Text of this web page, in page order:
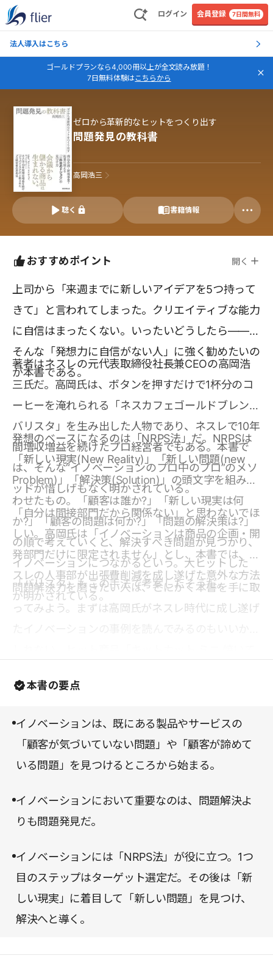
ログイン 会員登録 7日間無料
法人導入はこちら
ゴールドプランなら4,000冊以上が全文読み放題！
7日無料体験はこちらから
ゼロから革新的なヒットをつくり出す
問題発見の教科書
高岡浩三
聴く 書籍情報
おすすめポイント 開く
上司から「来週までに新しいアイデアを5つ持って
きて」と言われてしまった。クリエイティブな能力
に自信はまったくない。いったいどうしたら――。
そんな「発想力に自信がない人」に強く勧めたいの
が本書である。
著者はネスレの元代表取締役社長兼CEOの高岡浩
三氏だ。高岡氏は、ボタンを押すだけで1杯分のコ
ーヒーを淹れられる「ネスカフェゴールドブレンド
バリスタ」を生み出した人物であり、ネスレで10年
間増収増益を続けたプロ経営者でもある。本書で
は、そんな“イノベーションのプロ中のプロ”のメソ
ッドが惜しげもなく明かされている。
発想のベースになるのは「NRPS法」だ。NRPSは
「新しい現実(New Reality)」「新しい問題(new
Problem)」「解決策(Solution)」の頭文字を組み合
わせたもの。「顧客は誰か?」「新しい現実は何
か?」「顧客の問題は何か?」「問題の解決策は?」
の順で考えていくと、解決すべき問題が見つかり、
イノベーションにつながるという。大ヒットした
「バリスタ」もこの手法で考案したそうだ。
「自分は間接部門だから関係ない」と思わないでほ
しい。高岡氏は「イノベーションは商品の企画・開
発部門だけに限定されません」とし、本書では、ネ
スレの人事部が出張費削減を成し遂げた意外な方法
が明かされている。
問題解決力を磨きたい人は、とにかく本書を手に取
ってみよう。まずは高岡氏がネスレ時代に成し遂げ
デルの誕生秘話を知れば、誰もがワクワクするはず
本書の要点
イノベーションは、既にある製品やサービスの
「顧客が気づいていない問題」や「顧客が諦めて
いる問題」を見つけるところから始まる。
イノベーションにおいて重要なのは、問題解決よ
りも問題発見だ。
イノベーションには「NRPS法」が役に立つ。1つ
目のステップはターゲット選定だ。その後は「新
しい現実」に着目して「新しい問題」を見つけ、
解決へと導く。